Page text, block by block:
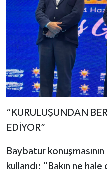
“KURULUŞUNDAN
EDİYOR”
Baybatur
kullandı: "Bakın ne